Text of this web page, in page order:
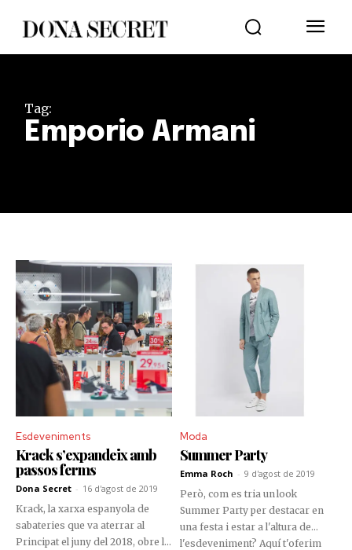
Tag:
Emporio Armani
Esdeveniments
Krack s’expandeix amb
passos ferms
Dona Secret - 16 d'agost de 2019
Krack, la xarxa espanyola de
sabateries que va aterrar al
Principat el juny del 2018, obre la
Moda
Summer Party
Emma Roch - 9 d'agost de 2019
Però, com es tria un look
Summer Party per destacar en
una festa i estar a l'altura de
l'esdeveniment? Aquí t'oferim